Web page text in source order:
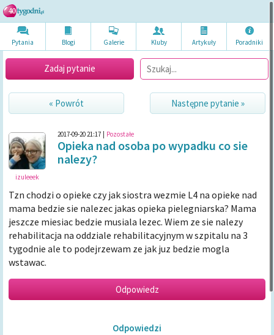
Pytania Blogi Galerie Kluby Artykuły Poradniki
Zadaj pytanie
« Powrót Następne pytanie »
izuleeek
2017-09-20 21:17 Pozostałe
Opieka nad osoba po wypadku co sie
nalezy?
Tzn chodzi o opieke czy jak siostra wezmie L4 na opieke nad
mama bedzie sie nalezec jakas opieka pielegniarska? Mama
jeszcze miesiac bedzie musiala lezec. Wiem ze sie nalezy
rehabilitacja na oddziale rehabilitacyjnym w szpitalu na 3
tygodnie ale to podejrzewam ze jak juz bedzie mogla
wstawac.
Odpowiedzi